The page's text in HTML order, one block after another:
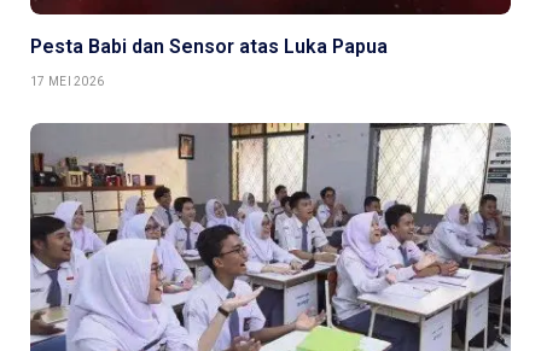
Pesta Babi dan Sensor atas Luka Papua
17 MEI 2026